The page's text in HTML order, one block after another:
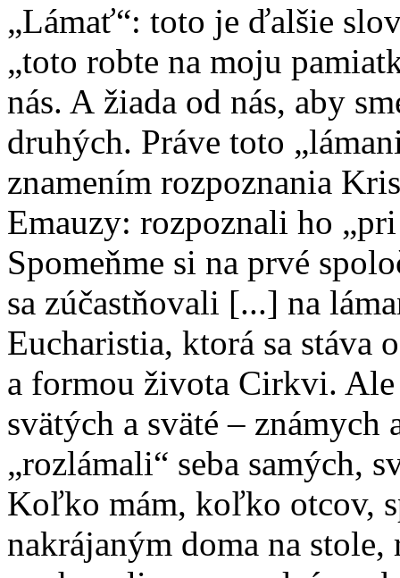
„Lámať“: toto je ďalšie
„toto robte na moju
nás. A žiada od nás, aby
druhých. Práve toto
znamením rozpoznania
Emauzy: rozpoznali ho
Spomeňme si na prvé
sa zúčastňovali [...] na
Eucharistia, ktorá sa stáva
a formou života Cirkvi.
svätých a sväté –
„rozlámali“ seba samých,
Koľko mám, koľko otcov,
nakrájaným doma na